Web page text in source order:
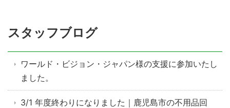
スタッフブログ
ワールド・ビジョン・ジャパン様の支援に参加いたし
ました。
3/1 年度終わりになりました｜鹿児島市の不用品回